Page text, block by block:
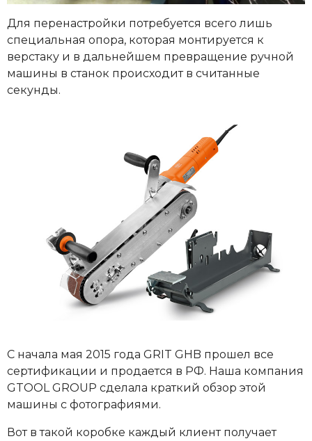
Для перенастройки потребуется всего лишь
специальная опора, которая монтируется к
верстаку и в дальнейшем превращение ручной
машины в станок происходит в считанные
секунды.
С начала мая 2015 года GRIT GHB прошел все
сертификации и продается в РФ. Наша компания
GTOOL GROUP сделала краткий обзор этой
машины с фотографиями.
Вот в такой коробке каждый клиент получает